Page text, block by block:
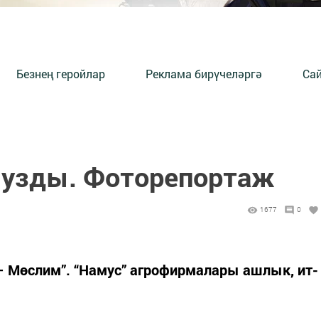
Безнең геройлар Реклама бирүчеләргә
Фоторепортаж
1677 0
– Мөслим”. “Намус” агрофирмалары ашлык, ит-